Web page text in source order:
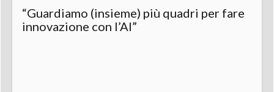
“Guardiamo (insieme) più quadri per fare
innovazione con l’AI”